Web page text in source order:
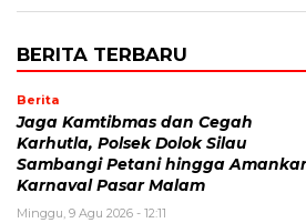
BERITA TERBARU
Berita
Jaga Kamtibmas dan Cegah
Karhutla, Polsek Dolok Silau
Sambangi Petani hingga
Karnaval Pasar Malam
Minggu, 9 Agu 2026 - 12:11